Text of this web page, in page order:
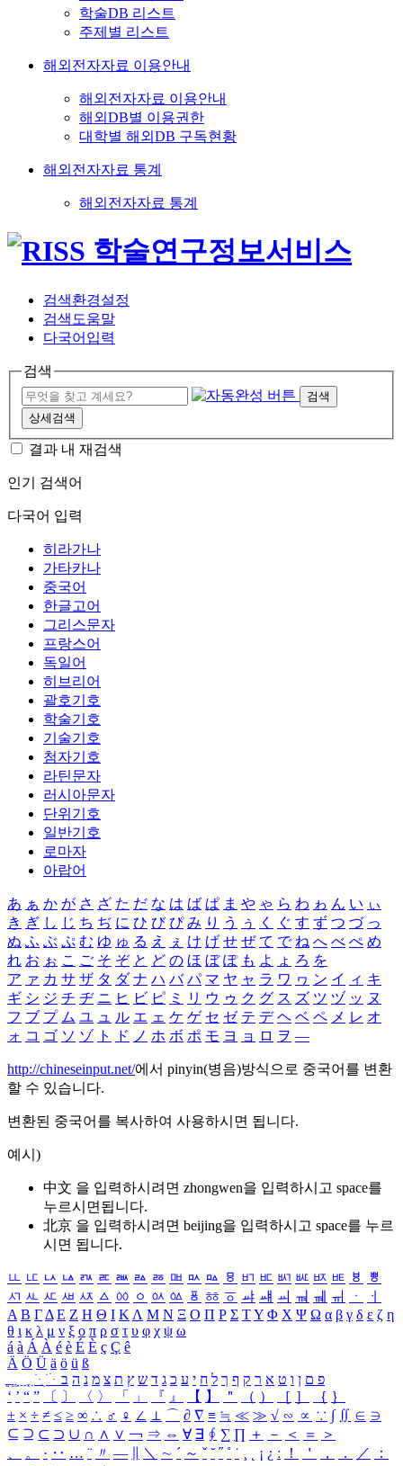
학술DB 리스트
주제별 리스트
해외전자자료 이용안내
해외전자자료 이용안내
해외DB별 이용권한
대학별 해외DB 구독현황
해외전자자료 통계
해외전자자료 통계
검색환경설정
검색도움말
다국어입력
검색
검색
상세검색
결과 내 재검색
인기 검색어
다국어 입력
히라가나
가타카나
중국어
한글고어
그리스문자
프랑스어
독일어
히브리어
괄호기호
학술기호
기술기호
첨자기호
라틴문자
러시아문자
단위기호
일반기호
로마자
아랍어
あ ぁ か が さ ざ た だ な は ば ぱ ま や ゃ ら わ ゎ ん い ぃ
き ぎ し じ ち ぢ に ひ び ぴ み り う ぅ く ぐ す ず つ づ っ
ぬ ふ ぶ ぷ む ゆ ゅ る え ぇ け げ せ ぜ て で ね へ べ ぺ め
れ お ぉ こ ご そ ぞ と ど の ほ ぼ ぽ も よ ょ ろ を
ア ァ カ サ ザ タ ダ ナ ハ バ パ マ ヤ ャ ラ ワ ヮ ン イ ィ キ
ギ シ ジ チ ヂ ニ ヒ ビ ピ ミ リ ウ ゥ ク グ ス ズ ツ ヅ ッ ヌ
フ ブ プ ム ユ ュ ル エ ェ ケ ゲ セ ゼ テ デ ヘ ベ ペ メ レ オ
ォ コ ゴ ソ ゾ ト ド ノ ホ ボ ポ モ ヨ ョ ロ ヲ ―
http://chineseinput.net/에서 pinyin(병음)방식으로 중국어를 변환
할 수 있습니다.
변환된 중국어를 복사하여 사용하시면 됩니다.
예시)
中文 을 입력하시려면 zhongwen을 입력하시고 space를
누르시면됩니다.
北京 을 입력하시려면 beijing을 입력하시고 space를 누르
시면 됩니다.
ㅥ ㅦ ㅧ ㅨ ㅩ ㅪ ㅫ ㅬ ㅭ ㅮ ㅯ ㅰ ㅱ ㅲ ㅳ ㅴ ㅵ ㅶ ㅷ ㅸ
ㅹ
ㅺ ㅻ ㅼ ㅽ ㅾ ㅿ ㆀ ㆁ ㆂ ㆃ ㆄ ㆅ ㆆ ㆇ ㆈ ㆉ ㆊ ㆋ ㆌ ㆍ
ㆎ
Α Β ΓΔ Ε Ζ Η Θ Ι ΚΛ Μ Ν Ξ Ο Π Ρ Σ ΤΥ Φ Χ Ψ Ω α β γ δ ε ζ η
θ ι κ λ μ ν ξ ο π ρ σ τ υ φ χ ψ ω
á à Á À é è É È ç Ç ê
Ä Ö Ü ä ö ü ß
ִֶֹ ֻּ ׁׂ פ ם ן ו ט א ר ק ף ך ל ח י ע כ ג ד ש ץ ת צ מ נ ה ב
‘ ’ “ ” 〔 〕 〈 〉 「 」 『 』 【 】 ＂ （ ） ［ ］ ｛ ｝
± × ÷ ≠ ≤ ≥ ∞ ∴ ♂ ♀ ∠ ⊥ ⌒ ∂ ∇ ≡ ≒ ≪ ≫ √ ∽ ∝ ∵ ∫ ∬ ∈ ∋
⊆ ⊇ ⊂ ⊃ ∪ ∩ ∧ ∨ ￢ ⇒ ⇔ ∀ ∃ ∮ ∑ ∏ ＋ － ＜ ＝
＞
、
。 · ‥ … ¨ 〃 ― ＼ ∼ ´ ～ ˇ ˘ ˝ ˚ ˙ ¸ ¡ ¿ ː ！ ＇ ， ． ／
：